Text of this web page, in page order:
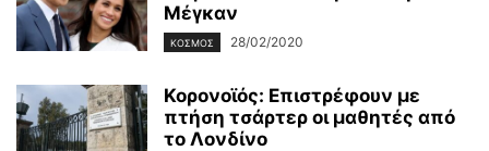
Μέγκαν
ΚΌΣΜΟΣ 28/02/2020
Κορονοϊός: Επιστρέφουν με
πτήση τσάρτερ οι μαθητές από
το Λονδίνο